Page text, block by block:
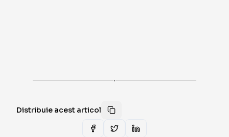
·
Distribuie acest articol